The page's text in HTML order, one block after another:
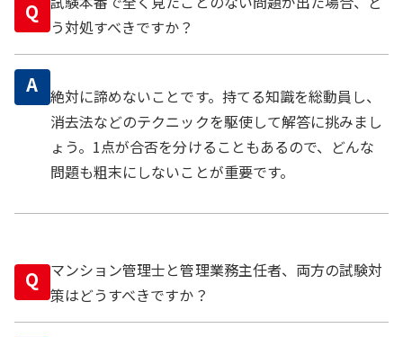
Q
う対処すべきですか？
A 絶対に諦めないことです。持てる知識を総動員し、
消去法などのテクニックを駆使して解答に挑みまし
ょう。1点が合否を分けることもあるので、どんな
問題も粗末にしないことが重要です。
Q
マンション管理士と管理業務主任者、両方の試験対
策はどうすべきですか？